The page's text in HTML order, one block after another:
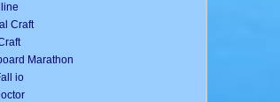
Craft
Marathon
io